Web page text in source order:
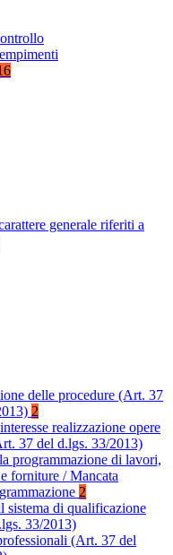
generale riferiti a
delle procedure (Art. 37
2
realizzazione opere
37 del d.lgs. 33/2013)
programmazione di lavori,
forniture / Mancata
2
sistema di qualificazione
33/2013)
(Art. 37 del